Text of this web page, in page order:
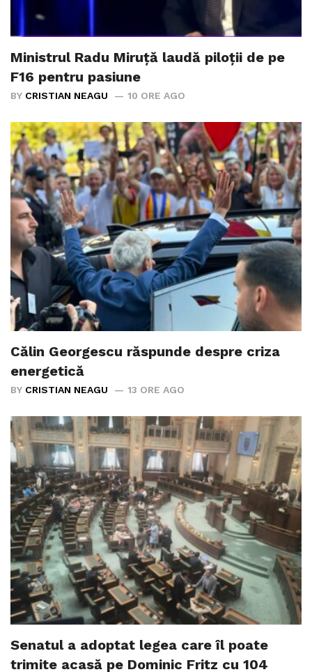
Ministrul Radu Miruţă laudă piloţii de pe
F16 pentru pasiune
BY CRISTIAN NEAGU 10 ORE AGO
Călin Georgescu răspunde despre criza
energetică
BY CRISTIAN NEAGU 13 ORE AGO
Senatul a adoptat legea care îl poate
trimite acasă pe Dominic Fritz cu 104